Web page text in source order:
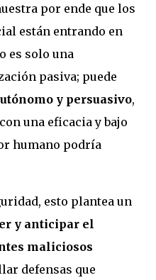
por ende que los
están entrando en
es solo una
pasiva; puede
y persuasivo,
una eficacia y bajo
humano podría
esto plantea un
y anticipar el
maliciosos
defensas que